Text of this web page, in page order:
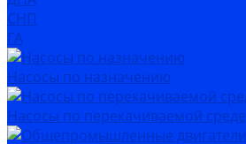
СНП
ГА
Насосы по назначению
Насосы по перекачиваемой среде